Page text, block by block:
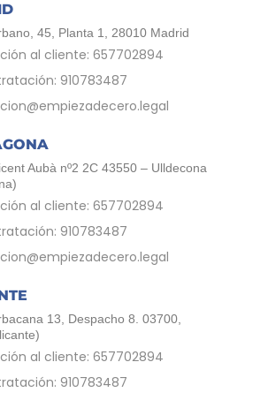
45, Planta 1, 28010 Madrid
al cliente: 657702894
910783487
Aubà nº2 2C 43550 – Ulldecona
al cliente: 657702894
910783487
13, Despacho 8. 03700,
al cliente: 657702894
910783487